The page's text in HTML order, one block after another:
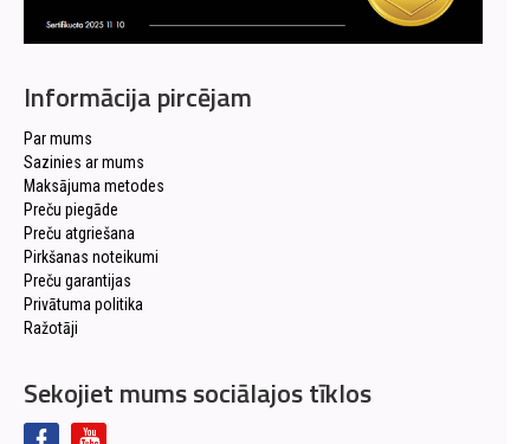
Informācija pircējam
Par mums
Sazinies ar mums
Maksājuma metodes
Preču piegāde
Preču atgriešana
Pirkšanas noteikumi
Preču garantijas
Privātuma politika
Ražotāji
Sekojiet mums sociālajos tīklos